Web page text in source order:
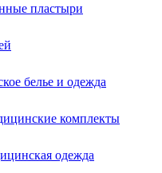
пластыри
белье и одежда
комплекты
одежда